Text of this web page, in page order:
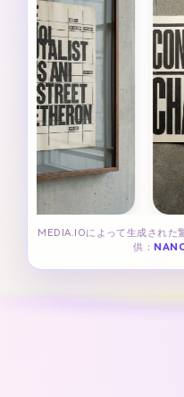
MEDIA.IOによって生成された
供：